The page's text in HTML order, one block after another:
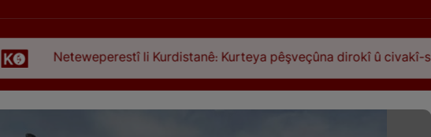
li Kurdistanê: Kurteya pêşveçûna dirokî û civakî-siyasî